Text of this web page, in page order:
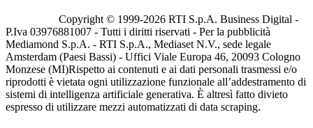
Copyright © 1999-2026 RTI S.p.A. Business Digital -
P.Iva 03976881007 - Tutti i diritti riservati - Per la pubblicità
Mediamond S.p.A. - RTI S.p.A., Mediaset N.V., sede legale
Amsterdam (Paesi Bassi) - Uffici Viale Europa 46, 20093 Cologno
Monzese (MI)Rispetto ai contenuti e ai dati personali trasmessi e/o
riprodotti è vietata ogni utilizzazione funzionale all’addestramento di
sistemi di intelligenza artificiale generativa. È altresì fatto divieto
espresso di utilizzare mezzi automatizzati di data scraping.